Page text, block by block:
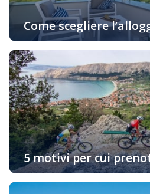
Come scegliere
attività in vacanza
Oggigiorno sempre di più gli
base alle loro preferenze
godimento della loro vacanza.
desiderano prenotare un
adatto al vostro stile di vita,
vacanza attiva con il minimo
nell’appartamento Innanzitutto
5 motivi per cui
sistemazione
una buona idea
Vi state chiedendo perché